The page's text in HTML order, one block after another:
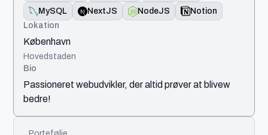
MySQL
NextJS NodeJS
Notion
Lokation
København
Hovedstaden
Bio
Passioneret webudvikler, der altid prøver at blivew
bedre!